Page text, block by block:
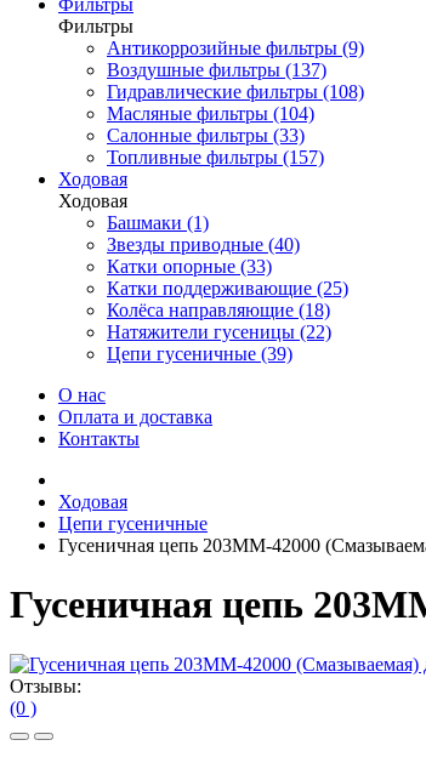
Фильтры
Фильтры
Антикоррозийные фильтры (9)
Воздушные фильтры (137)
Гидравлические фильтры (108)
Масляные фильтры (104)
Салонные фильтры (33)
Топливные фильтры (157)
Ходовая
Ходовая
Башмаки (1)
Звезды приводные (40)
Катки опорные (33)
Катки поддерживающие (25)
Колёса направляющие (18)
Натяжители гусеницы (22)
Цепи гусеничные (39)
О нас
Оплата и доставка
Контакты
Ходовая
Цепи гусеничные
Гусеничная цепь 203MM-42000
Гусеничная цепь
Отзывы:
(0 )